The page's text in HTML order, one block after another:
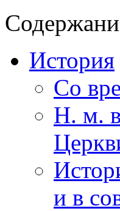
История
Со
Н. м.
и в